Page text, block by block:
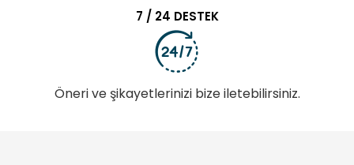
7 / 24 DESTEK
Öneri ve şikayetlerinizi bize iletebilirsiniz.